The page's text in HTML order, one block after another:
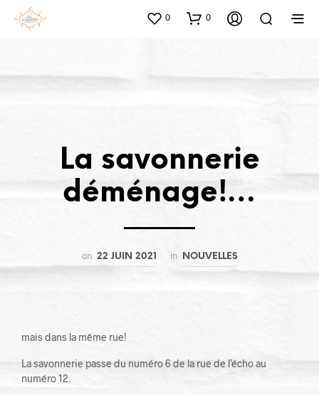
0 0
La savonnerie
déménage!…
on 22 JUIN 2021 in NOUVELLES
mais dans la même rue!
La savonnerie passe du numéro 6 de la rue de l’écho au
numéro 12.